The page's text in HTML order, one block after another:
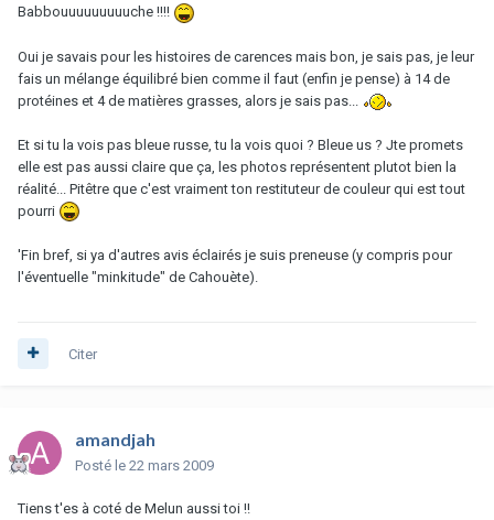
Babbouuuuuuuuuche !!!!
Oui je savais pour les histoires de carences mais bon, je sais pas, je leur
fais un mélange équilibré bien comme il faut (enfin je pense) à 14 de
protéines et 4 de matières grasses, alors je sais pas...
Et si tu la vois pas bleue russe, tu la vois quoi ? Bleue us ? Jte promets
elle est pas aussi claire que ça, les photos représentent plutot bien la
réalité... Pitêtre que c'est vraiment ton restituteur de couleur qui est tout
pourri
'Fin bref, si ya d'autres avis éclairés je suis preneuse (y compris pour
l'éventuelle "minkitude" de Cahouète).
Citer
amandjah
Posté le 22 mars 2009
Tiens t'es à coté de Melun aussi toi !!